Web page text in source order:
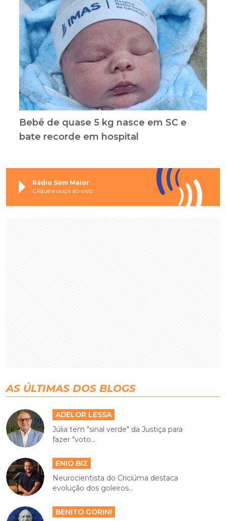
Bebê de quase 5 kg nasce em SC e
bate recorde em hospital
Rádio Som Maior
Clique e ouça ao vivo
AS ÚLTIMAS DOS BLOGS
ADELOR LESSA
Júlia tem "sinal verde" da Justiça para
fazer "voto...
ENIO BIZ
Neurocientista do Criciúma destaca
evolução dos goleiros...
BENITO GORINI